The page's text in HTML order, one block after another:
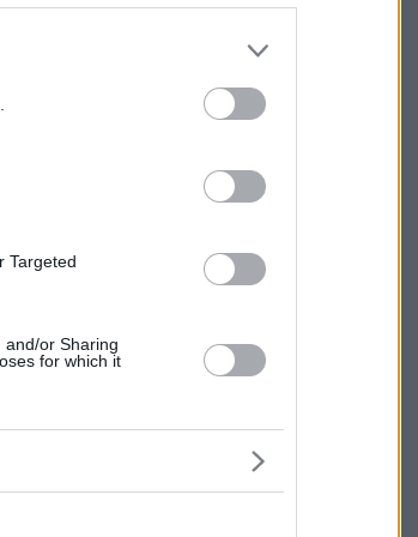
Targeted
and/or Sharing
for which it
στις
του
ο